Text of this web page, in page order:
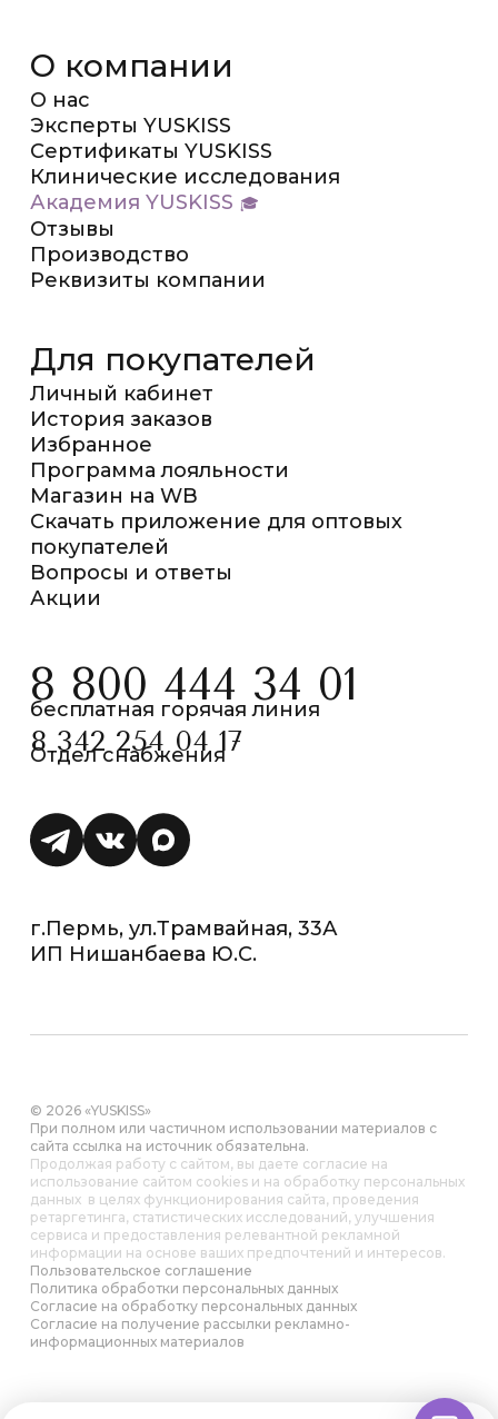
О компании
О нас
Эксперты YUSKISS
Сертификаты YUSKISS
Клинические исследования
Академия YUSKISS
Отзывы
Производство
Реквизиты компании
Для покупателей
Личный кабинет
История заказов
Избранное
Программа лояльности
Магазин на WB
Скачать приложение для оптовых
покупателей
Вопросы и ответы
Акции
8 800 444 34 01
бесплатная горячая линия
8 342 254 04 17
Отдел снабжения
г.Пермь, ул.Трамвайная, 33А
ИП Нишанбаева Ю.С.
© 2026 «YUSKISS»
При полном или частичном использовании материалов с
сайта ссылка на источник обязательна.
Продолжая работу с сайтом, вы даете согласие на
использование сайтом cookies и на обработку персональных
данных в целях функционирования сайта, проведения
ретаргетинга, статистических исследований, улучшения
сервиса и предоставления релевантной рекламной
информации на основе ваших предпочтений и интересов.
Пользовательское соглашение
Политика обработки персональных данных
Согласие на обработку персональных данных
Согласие на получение рассылки рекламно-
информационных материалов